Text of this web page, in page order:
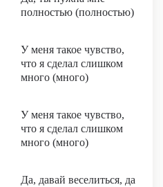
полностью (полностью)
У меня такое чувство,
что я сделал слишком
много (много)
У меня такое чувство,
что я сделал слишком
много (много)
Да, давай веселиться, да